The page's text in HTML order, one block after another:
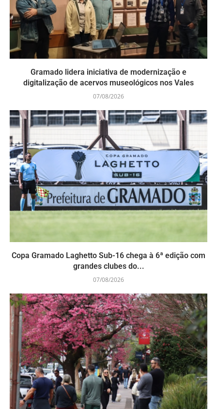
Gramado lidera iniciativa de modernização e
digitalização de acervos museológicos nos Vales
07/08/2026
Copa Gramado Laghetto Sub-16 chega à 6ª edição com
grandes clubes do...
07/08/2026